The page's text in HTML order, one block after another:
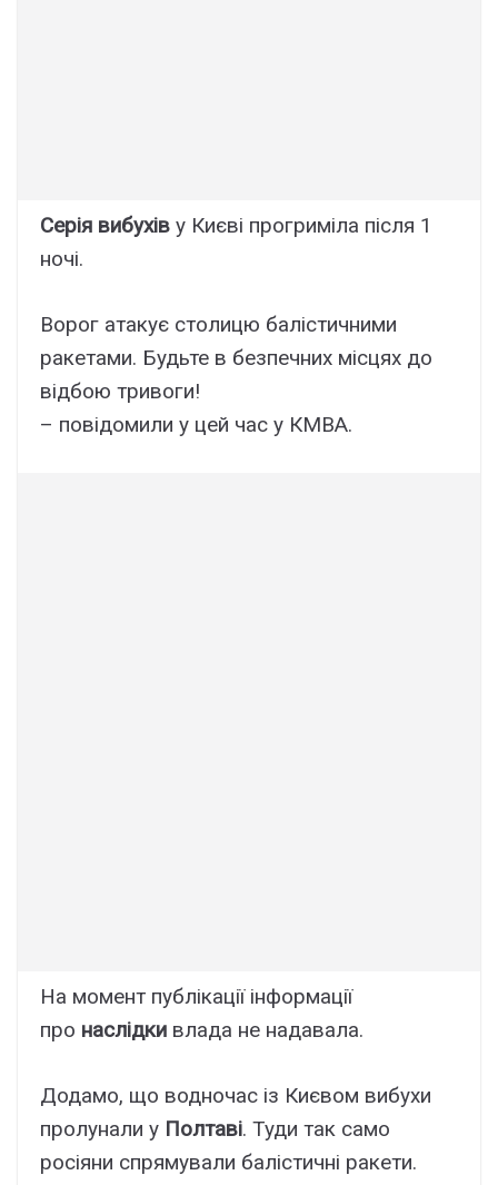
Серія вибухів у Києві прогриміла після 1
ночі.
Ворог атакує столицю балістичними
ракетами. Будьте в безпечних місцях до
відбою тривоги!
– повідомили у цей час у КМВА.
На момент публікації інформації
про наслідки влада не надавала.
Додамо, що водночас із Києвом вибухи
пролунали у Полтаві. Туди так само
росіяни спрямували балістичні ракети.